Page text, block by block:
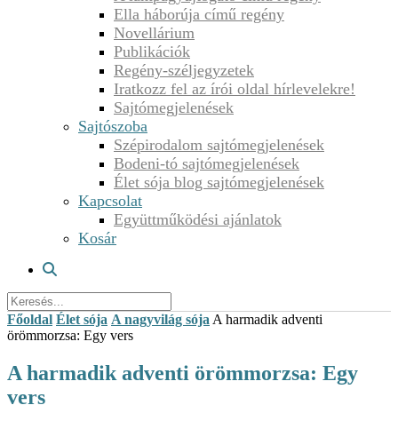
Ella háborúja című regény
Novellárium
Publikációk
Regény-széljegyzetek
Iratkozz fel az írói oldal hírlevelekre!
Sajtómegjelenések
Sajtószoba
Szépirodalom sajtómegjelenések
Bodeni-tó sajtómegjelenések
Élet sója blog sajtómegjelenések
Kapcsolat
Együttműködési ajánlatok
Kosár
Főoldal Élet sója A nagyvilág sója A harmadik adventi
örömmorzsa: Egy vers
A harmadik adventi örömmorzsa: Egy
vers